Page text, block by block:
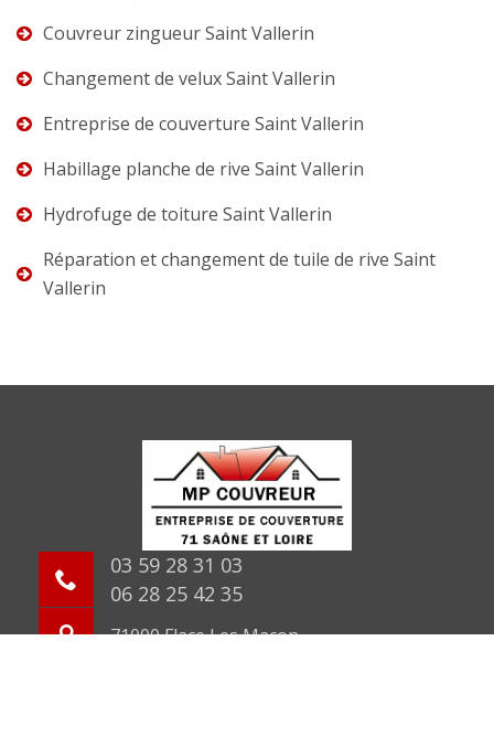
Couvreur zingueur Saint Vallerin
Changement de velux Saint Vallerin
Entreprise de couverture Saint Vallerin
Habillage planche de rive Saint Vallerin
Hydrofuge de toiture Saint Vallerin
Réparation et changement de tuile de rive Saint
Vallerin
03 59 28 31 03
06 28 25 42 35
71000 Flace Les Macon